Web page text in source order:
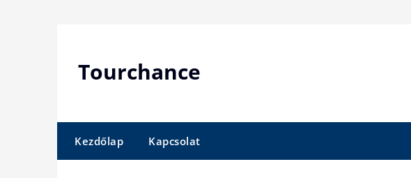
Tourchance
Kezdőlap Kapcsolat